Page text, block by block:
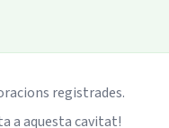
registrades.
a aquesta cavitat!